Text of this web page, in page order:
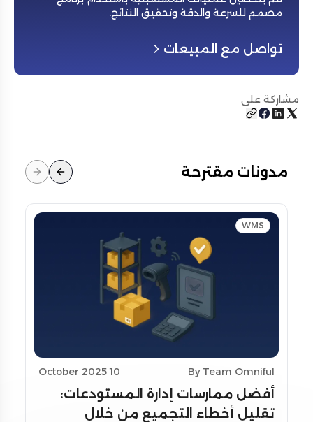
مصمم للسرعة والدقة وتحقيق النتائج.
تواصل مع المبيعات
مشاركة على
مدونات مقترحة
WMS
By Team Omniful
10 October 2025
أفضل ممارسات إدارة المستودعات:
تقليل أخطاء التجميع من خلال